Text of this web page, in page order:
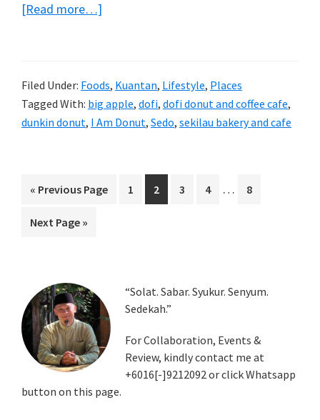
[Read more…]
Filed Under: Foods, Kuantan, Lifestyle, Places
Tagged With: big apple, dofi, dofi donut and coffee cafe,
dunkin donut, I Am Donut, Sedo, sekilau bakery and cafe
« Go
Previous Page Page
1 Page
2 Page
3 Page
4
Interim
… Page
8
Go
Next Page »
Primary
Sidebar
“Solat. Sabar. Syukur. Senyum.
Sedekah.”
For Collaboration, Events &
Review, kindly contact me at
+6016[-]9212092 or click Whatsapp
button on this page.